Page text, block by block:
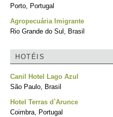
Porto, Portugal
Agropecuária Imigrante
Rio Grande do Sul, Brasil
HOTÉIS
Canil Hotel Lago Azul
São Paulo, Brasil
Hotel Terras d`Arunce
Coimbra, Portugal